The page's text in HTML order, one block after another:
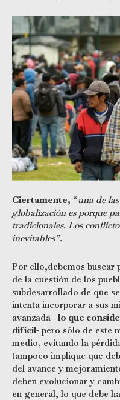
Ciertamente, “una de
globalización es porque
tradicionales. Los
inevitables”.
Por ello,debemos buscar
de la cuestión de los
subdesarrollado de que
intenta incorporar a sus
avanzada –lo que
difícil- pero sólo de este
medio, evitando la
tampoco implique que
del avance y
deben evolucionar y
en general, lo que debe